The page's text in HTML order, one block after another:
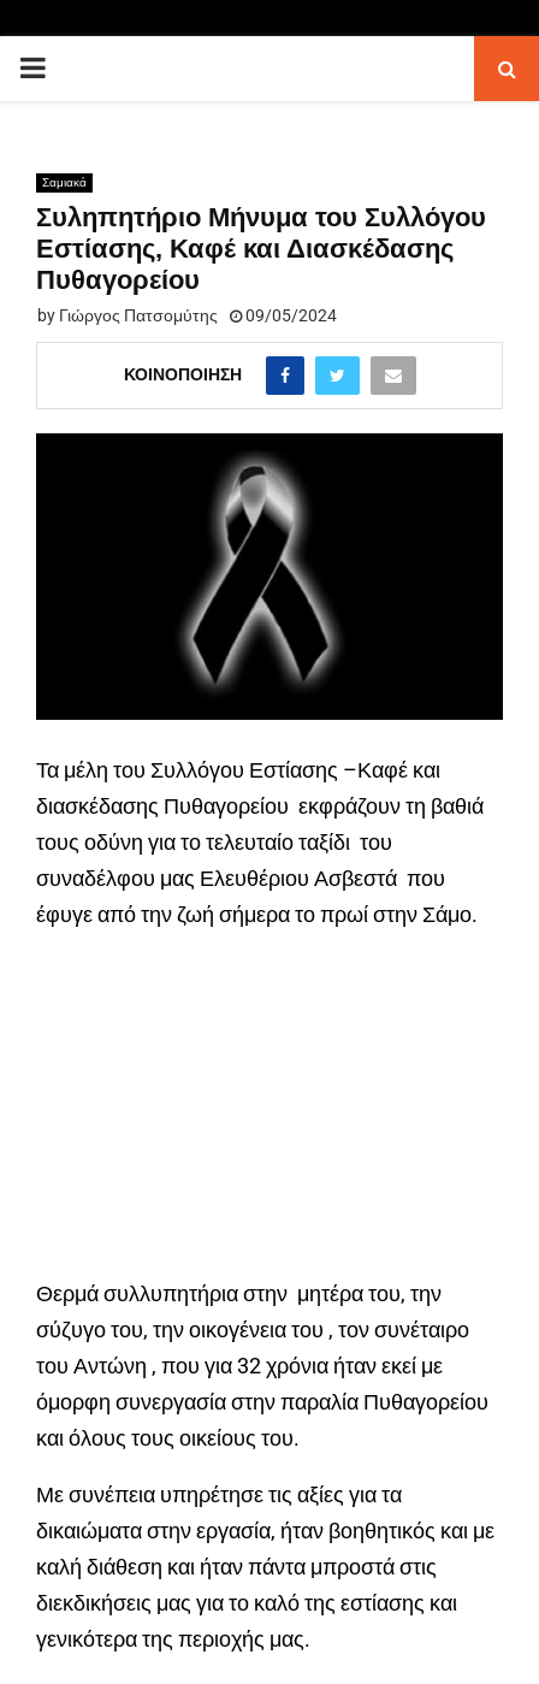
PRIMARY
Σαμιακά
Συληπητήριο Μήνυμα του Συλλόγου
Εστίασης, Καφέ και Διασκέδασης
Πυθαγορείου
by Γιώργος Πατσομύτης 09/05/2024
ΚΟΙΝΟΠΟΊΗΣΗ
Τα μέλη του Συλλόγου Εστίασης –Καφέ και
διασκέδασης Πυθαγορείου εκφράζουν τη βαθιά
τους οδύνη για το τελευταίο ταξίδι του
συναδέλφου μας Ελευθέριου Ασβεστά που
έφυγε από την ζωή σήμερα το πρωί στην Σάμο.
Θερμά συλλυπητήρια στην μητέρα του, την
σύζυγο του, την οικογένεια του , τον συνέταιρο
του Αντώνη , που για 32 χρόνια ήταν εκεί με
όμορφη συνεργασία στην παραλία Πυθαγορείου
και όλους τους οικείους του.
Με συνέπεια υπηρέτησε τις αξίες για τα
δικαιώματα στην εργασία, ήταν βοηθητικός και με
καλή διάθεση και ήταν πάντα μπροστά στις
διεκδικήσεις μας για το καλό της εστίασης και
γενικότερα της περιοχής μας.